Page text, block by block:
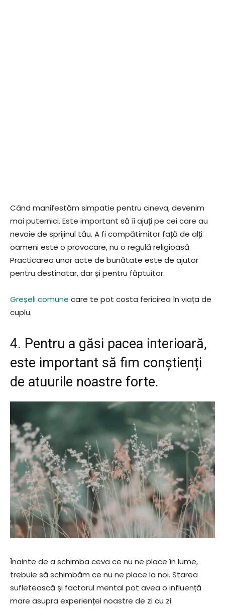
Când manifestăm simpatie pentru cineva, devenim
mai puternici. Este important să îi ajuți pe cei care au
nevoie de sprijinul tău. A fi compătimitor față de alți
oameni este o provocare, nu o regulă religioasă.
Practicarea unor acte de bunătate este de ajutor
pentru destinatar, dar și pentru făptuitor.
Greșeli comune care te pot costa fericirea în viața de
cuplu.
4. Pentru a găsi pacea interioară,
este important să fim conștienți
de atuurile noastre forte.
Înainte de a schimba ceva ce nu ne place în lume,
trebuie să schimbăm ce nu ne place la noi. Starea
sufletească și factorul mental pot avea o influență
mare asupra experienței noastre de zi cu zi.